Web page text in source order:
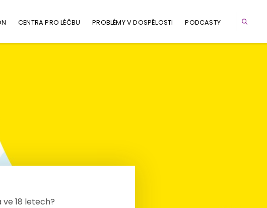
CENTRA PRO LÉČBU PROBLÉMY V DOSPĚLOSTI PODCASTY
18 letech?